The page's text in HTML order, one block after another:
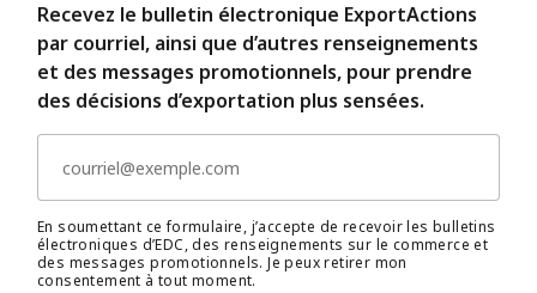
Recevez le bulletin électronique ExportActions
par courriel, ainsi que d’autres renseignements
et des messages promotionnels, pour prendre
des décisions d’exportation plus sensées.
En soumettant ce formulaire, j’accepte de recevoir les bulletins
électroniques d’EDC, des renseignements sur le commerce et
des messages promotionnels. Je peux retirer mon
consentement à tout moment.